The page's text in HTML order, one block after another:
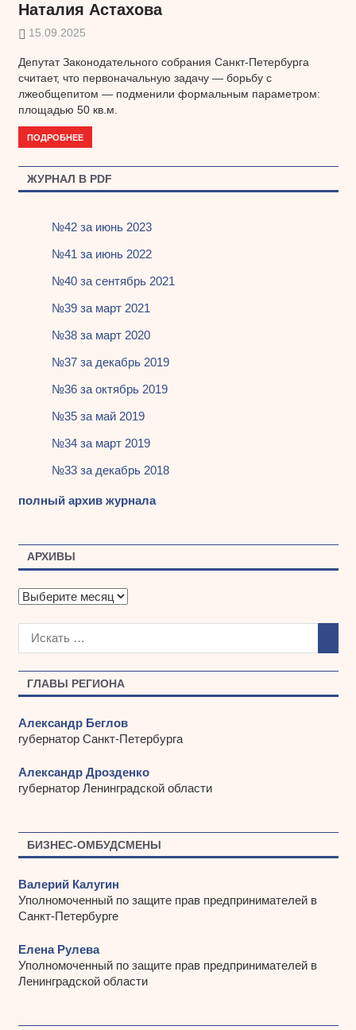
ГЛАВЫ РЕГИОНА
Александр Беглов
губернатор Санкт-Петербурга
Александр Дрозденко
губернатор Ленинградской области
БИЗНЕС-ОМБУДСМЕНЫ
Валерий Калугин
Уполномоченный по защите прав предпринимателей в
Санкт-Петербурге
Елена Рулева
Уполномоченный по защите прав предпринимателей в
Ленинградской области
Наталия Астахова
15.09.2025
Депутат Законодательного собрания Санкт-Петербурга
считает, что первоначальную задачу — борьбу с
лжеобщепитом — подменили формальным параметром:
площадью 50 кв.м.
ПОДРОБНЕЕ
ЖУРНАЛ В PDF
№42 за июнь 2023
№41 за июнь 2022
№40 за сентябрь 2021
№39 за март 2021
№38 за март 2020
№37 за декабрь 2019
№36 за октябрь 2019
№35 за май 2019
№34 за март 2019
№33 за декабрь 2018
полный архив журнала
АРХИВЫ
А
х
ы